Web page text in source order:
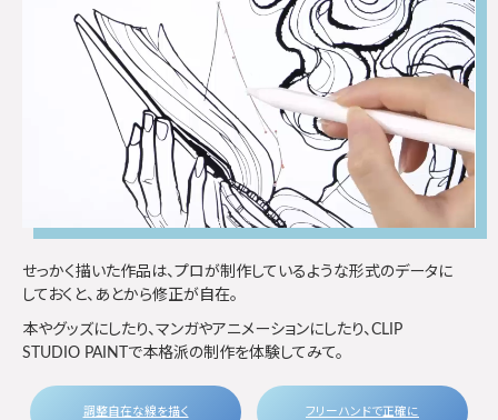
せっかく描いた作品は、プロが制作しているような形式のデータに
しておくと、あとから修正が自在。
本やグッズにしたり、マンガやアニメーションにしたり、CLIP
STUDIO PAINTで本格派の制作を体験してみて。
調整自在な線を描く フリーハンドで正確に